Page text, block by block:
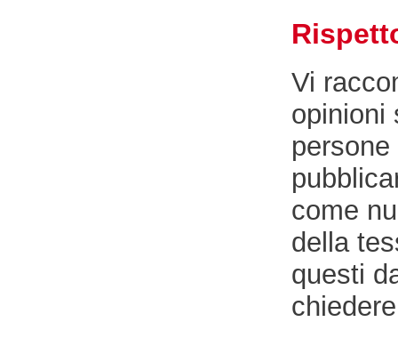
Vi
opinioni
come
della
questi